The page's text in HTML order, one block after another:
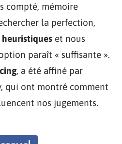
compté, mémoire
la perfection,
heuristiques et nous
paraît « suffisante ».
, a été affiné par
qui ont montré comment
nos jugements.